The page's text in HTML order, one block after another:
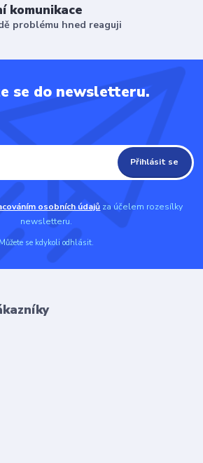
komunikace
problému hned reaguji
se do newsletteru.
Přihlásit se
osobních údajů za účelem rozesílky
newsletteru.
Můžete se kdykoli odhlásit.